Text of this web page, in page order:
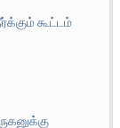
கூட்டம்